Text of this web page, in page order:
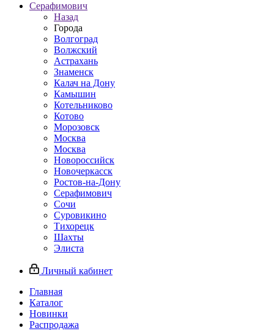
Серафимович
Назад
Города
Волгоград
Волжский
Астрахань
Знаменск
Калач на Дону
Камышин
Котельниково
Котово
Морозовск
Москва
Москва
Новороссийск
Новочеркасск
Ростов-на-Дону
Серафимович
Сочи
Суровикино
Тихорецк
Шахты
Элиста
Личный кабинет
Главная
Каталог
Новинки
Распродажа